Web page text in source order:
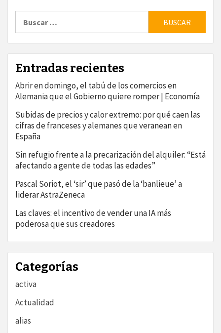
Entradas recientes
Abrir en domingo, el tabú de los comercios en
Alemania que el Gobierno quiere romper | Economía
Subidas de precios y calor extremo: por qué caen las
cifras de franceses y alemanes que veranean en
España
Sin refugio frente a la precarización del alquiler: “Está
afectando a gente de todas las edades”
Pascal Soriot, el ‘sir’ que pasó de la ‘banlieue’ a
liderar AstraZeneca
Las claves: el incentivo de vender una IA más
poderosa que sus creadores
Categorías
activa
Actualidad
alias